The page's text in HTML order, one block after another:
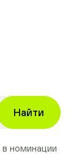
Найти
в номинации